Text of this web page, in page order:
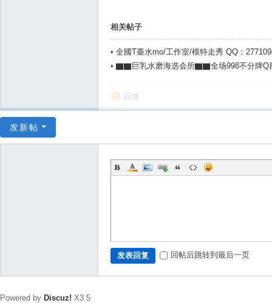
相关帖子
• 全國T臺水mo/工作室/模特走秀 QQ：
• ▇▇巨乳水磨海选会所▇▇全场998不分牌Q
回复
发新帖
发表回复 回帖后跳转到最后一页
Powered by Discuz! X3.5